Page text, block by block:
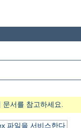
문서를 참고하세요.
파일을 서비스한다